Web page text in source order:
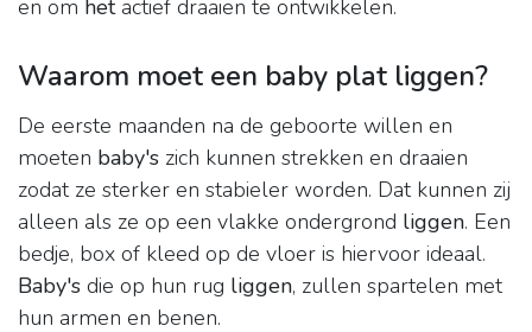
en om hetactief draaien te ontwikkelen.
Waarom moet een baby plat liggen?
De eerste maanden na de geboorte willen en
moeten baby's zich kunnen strekken en draaien
zodat ze sterker en stabieler worden. Dat kunnen zij
alleen als ze op een vlakke ondergrond liggen. Een
bedje, box of kleed op de vloer is hiervoor ideaal.
Baby's die op hun rug liggen, zullen spartelen met
hun armen en benen.